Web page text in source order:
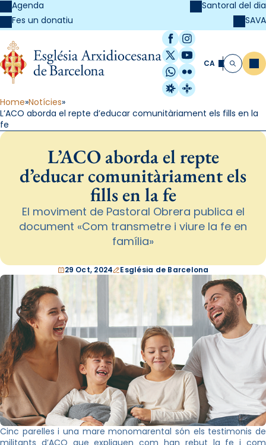
Agenda
Fes un donatiu
Santoral del dia
SAVA
Facebook
Instagram
X / Twitter
YouTube
WhatsApp
Flickr
Radio Estel
Catalunya
CA Cerca
Home Notícies
L’ACO aborda el repte d’educar comunitàriament els fills en la
fe
L’ACO aborda el repte
d’educar comunitàriament els
fills en la fe
El moviment de Pastoral Obrera publica el
document «Com transmetre i viure la fe en
família»
29 Oct, 2024 Església de Barcelona
Cinc parelles i una mare monomarental són els testimonis de
militants d’ACO que expliquen com han rebut la fe i com